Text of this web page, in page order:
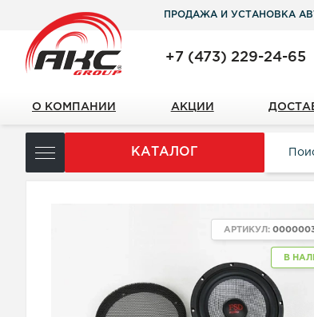
ПРОДАЖА И УСТАНОВКА
+7 (473) 229-24-65
О КОМПАНИИ АКЦИИ
КАТАЛОГ
В
АРТИКУЛ: